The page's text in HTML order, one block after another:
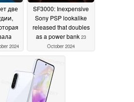
две
2024
SF3000: Inexpensive
Sony PSP lookalike
released that doubles
as a power bank 23
October 2024